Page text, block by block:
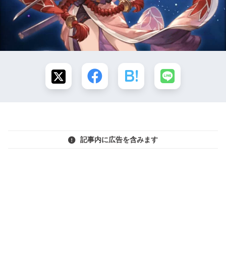
記事内に広告を含みます